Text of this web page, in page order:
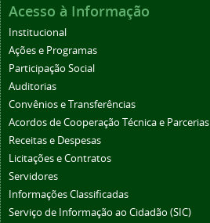
Acesso à Informação
Institucional
Ações e Programas
Participação Social
Auditorias
Convênios e Transferências
Acordos de Cooperação Técnica e Parcerias
Receitas e Despesas
Licitações e Contratos
Servidores
Informações Classificadas
Serviço de Informação ao Cidadão (SIC)